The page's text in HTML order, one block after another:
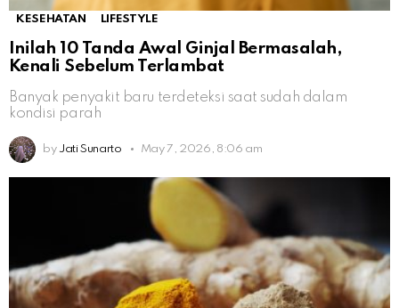
KESEHATAN LIFESTYLE
Inilah 10 Tanda Awal Ginjal Bermasalah,
Kenali Sebelum Terlambat
Banyak penyakit baru terdeteksi saat sudah dalam
kondisi parah
by Jati Sunarto May 7, 2026, 8:06 am